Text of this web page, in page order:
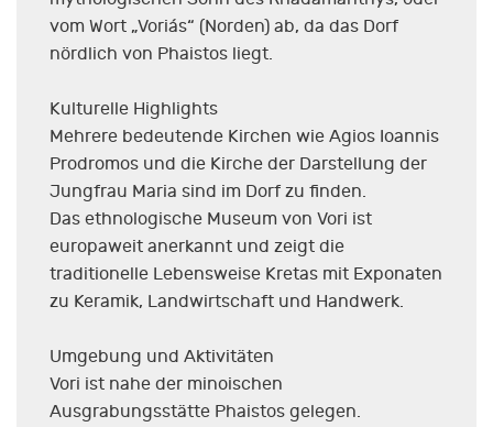
vom Wort „Voriás“ (Norden) ab, da das Dorf
nördlich von Phaistos liegt.
Kulturelle Highlights
Mehrere bedeutende Kirchen wie Agios Ioannis
Prodromos und die Kirche der Darstellung der
Jungfrau Maria sind im Dorf zu finden.
Das ethnologische Museum von Vori ist
europaweit anerkannt und zeigt die
traditionelle Lebensweise Kretas mit Exponaten
zu Keramik, Landwirtschaft und Handwerk.
Umgebung und Aktivitäten
Vori ist nahe der minoischen
Ausgrabungsstätte Phaistos gelegen.